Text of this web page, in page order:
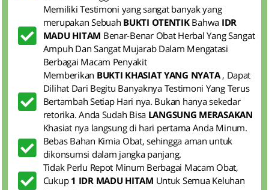
Memiliki Testimoni yang sangat banyak yang
merupakan Sebuah BUKTI OTENTIKBahwa IDR
MADU HITAM Benar-Benar Obat Herbal Yang Sangat
Ampuh Dan Sangat Mujarab Dalam Mengatasi
Berbagai Macam Penyakit
Memberikan BUKTI KHASIAT YANG NYATA, Dapat
Dilihat Dari Begitu Banyaknya Testimoni Yang Terus
Bertambah Setiap Hari nya. Bukan hanya sekedar
retorika. Anda Sudah Bisa LANGSUNG MERASAKAN
Khasiat nya langsung di hari pertama Anda Minum.
Bebas Bahan Kimia Obat, sehingga aman untuk
dikonsumsi dalam jangka panjang.
Tidak Perlu Repot Minum Berbagai Macam Obat,
Cukup 1 IDR MADU HITAM Untuk Semua Keluhan